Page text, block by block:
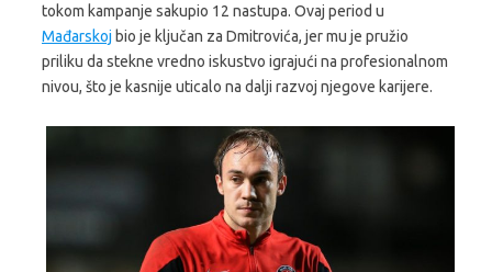
tokom kampanje sakupio 12 nastupa. Ovaj period u
Mađarskoj bio je ključan za Dmitrovića, jer mu je pružio
priliku da stekne vredno iskustvo igrajući na profesionalnom
nivou, što je kasnije uticalo na dalji razvoj njegove karijere.